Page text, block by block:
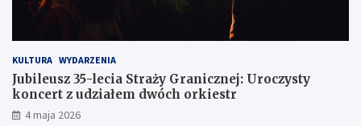
KULTURA WYDARZENIA
Jubileusz 35-lecia Straży Granicznej: Uroczysty
koncert z udziałem dwóch orkiestr
4 maja 2026